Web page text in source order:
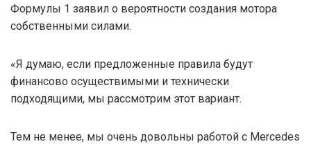
Формулы 1 заявил о вероятности создания мотора
собственными силами.
«Я думаю, если предложенные правила будут
финансово осуществимыми и технически
подходящими, мы рассмотрим этот вариант.
Тем не менее, мы очень довольны работой с Mercedes